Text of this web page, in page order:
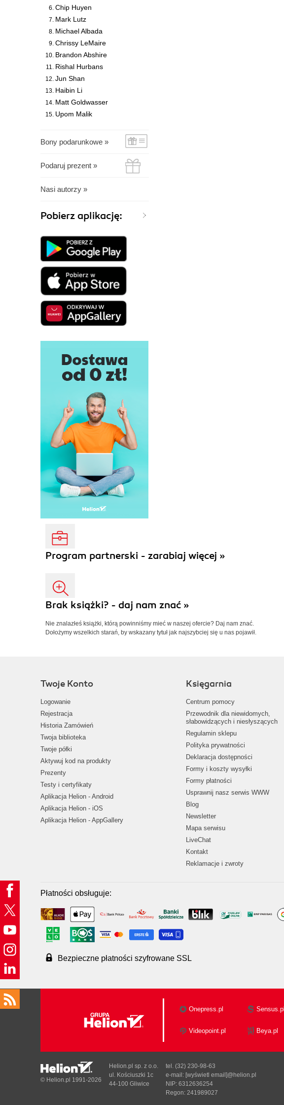
Chip Huyen
Mark Lutz
Michael Albada
Chrissy LeMaire
Brandon Abshire
Rishal Hurbans
Jun Shan
Haibin Li
Matt Goldwasser
Upom Malik
Bony podarunkowe »
Podaruj prezent »
Nasi autorzy »
Pobierz aplikację:
Program partnerski - zarabiaj więcej »
Brak książki? - daj nam znać »
Nie znalazłeś książki, którą powinniśmy mieć w naszej ofercie? Daj nam znać.
Dołożymy wszelkich starań, by wskazany tytuł jak najszybciej się u nas pojawił.
Twoje Konto
Logowanie
Rejestracja
Historia Zamówień
Twoja biblioteka
Twoje półki
Aktywuj kod na produkty
Prezenty
Testy i certyfikaty
Aplikacja Helion - Android
Aplikacja Helion - iOS
Aplikacja Helion - AppGallery
Księgarnia
Centrum pomocy
Przewodnik dla niewidomych,
słabowidzących i niesłyszących
Regulamin sklepu
Polityka prywatności
Deklaracja dostępności
Formy i koszty wysyłki
Formy płatności
Usprawnij nasz serwis WWW
Blog
Newsletter
Mapa serwisu
LiveChat
Kontakt
Reklamacje i zwroty
Płatności obsługuje:
Bezpieczne płatności szyfrowane SSL
Onepress.pl Sensus.pl
Videopoint.pl Beya.pl
© Helion.pl 1991-2026
Helion.pl sp. z o.o.
ul. Kościuszki 1c
44-100 Gliwice
tel. (32) 230-98-63
e-mail: [wyświetl email]@helion.pl
NIP: 6312636254
Regon: 241989027